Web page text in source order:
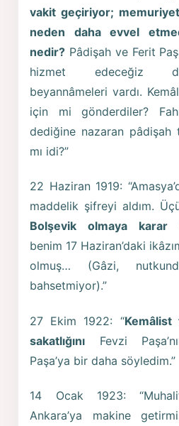
vakit geçiriyor;
neden daha evvel
nedir? Pâdişah ve Ferit
hizmet edeceğiz
beyannâmeleri vardı.
için mi gönderdiler?
dediğine nazaran pâdişah
mı idi?”
22 Haziran 1919:
maddelik şifreyi aldım.
Bolşevik olmaya karar
benim 17 Haziran’daki
olmuş… (Gâzi,
bahsetmiyor).”
27 Ekim 1922: “Kemâlist
sakatlığını Fevzi
Paşa’ya bir daha söyledim.”
14 Ocak 1923:
Ankara’ya makine